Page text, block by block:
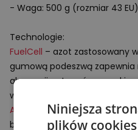
- Waga: 500 g (rozmiar 43 EU)
Technologie:
FuelCell – azot zastosowany
gumową podeszwą
absorpcji wstrząsów, wysoki
wsparcia podczas biegu.
ABZORB
– doskonałe
buta.
Niniejsza
plików cookies